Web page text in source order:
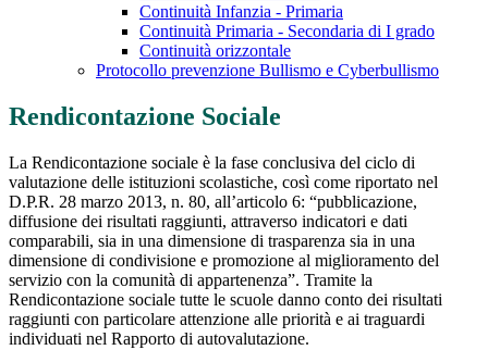
Continuità Infanzia - Primaria
Continuità Primaria - Secondaria di I grado
Continuità orizzontale
Protocollo prevenzione Bullismo e Cyberbullismo
Rendicontazione Sociale
La Rendicontazione sociale è la fase conclusiva del ciclo di
valutazione delle istituzioni scolastiche, così come riportato nel
D.P.R. 28 marzo 2013, n. 80, all’articolo 6: “pubblicazione,
diffusione dei risultati raggiunti, attraverso indicatori e dati
comparabili, sia in una dimensione di trasparenza sia in una
dimensione di condivisione e promozione al miglioramento del
servizio con la comunità di appartenenza”. Tramite la
Rendicontazione sociale tutte le scuole danno conto dei risultati
raggiunti con particolare attenzione alle priorità e ai traguardi
individuati nel Rapporto di autovalutazione.